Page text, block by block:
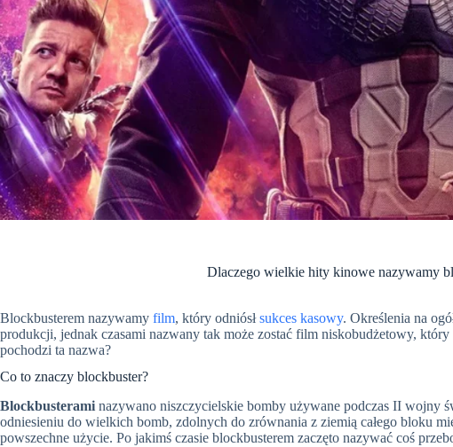
Dlaczego wielkie hity kinowe nazywamy
Blockbusterem nazywamy film, który odniósłsukces kasowy. Określenia na
produkcji, jednak czasami nazwany tak może zostać film niskobudżetowy,
pochodzi ta nazwa?
Co to znaczy blockbuster?
Blockbusterami nazywano niszczycielskie bomby używane podczas II wojny
odniesieniu do wielkich bomb, zdolnych do zrównania z ziemią całego bloku
powszechne użycie. Po jakimś czasie blockbusterem zaczęto nazywać coś